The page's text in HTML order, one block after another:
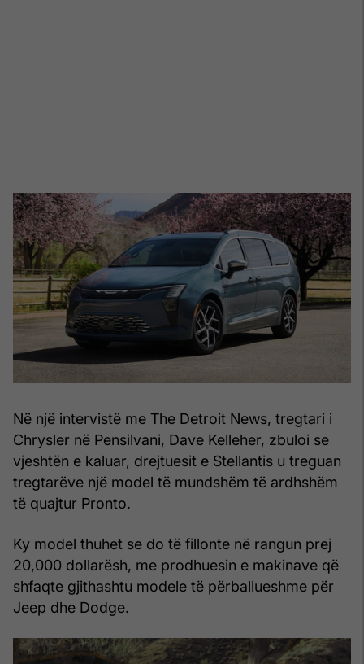
Në një intervistë me The Detroit News, tregtari i
Chrysler në Pensilvani, Dave Kelleher, zbuloi se
vjeshtën e kaluar, drejtuesit e Stellantis u treguan
tregtarëve një model të mundshëm të ardhshëm
të quajtur Pronto.
Ky model thuhet se do të fillonte në rangun prej
20,000 dollarësh, me prodhuesin e makinave që
shfaqte gjithashtu modele të përballueshme për
Jeep dhe Dodge.